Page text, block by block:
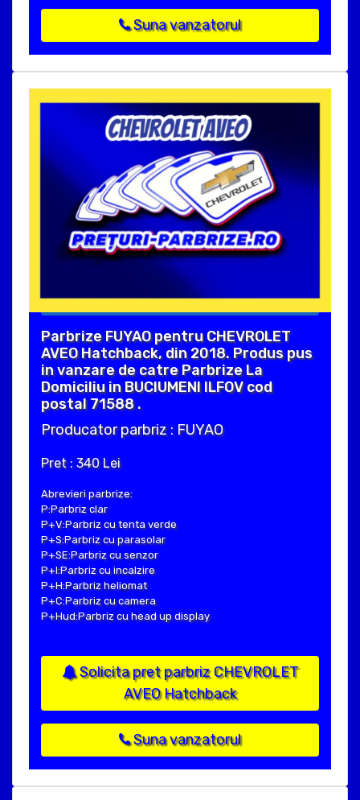
Suna vanzatorul
Parbrize FUYAO pentru CHEVROLET
AVEO Hatchback, din 2018. Produs pus
in vanzare de catre Parbrize La
Domiciliu in BUCIUMENI ILFOV cod
postal 71588 .
Producator parbriz : FUYAO
Pret : 340 Lei
Abrevieri parbrize:
P:Parbriz clar
P+V:Parbriz cu tenta verde
P+S:Parbriz cu parasolar
P+SE:Parbriz cu senzor
P+I:Parbriz cu incalzire
P+H:Parbriz heliomat
P+C:Parbriz cu camera
P+Hud:Parbriz cu head up display
Solicita pret parbriz CHEVROLET
AVEO Hatchback
Suna vanzatorul